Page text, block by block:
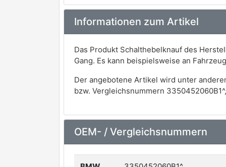
Informationen zum Artikel
Das Produkt Schalthebelknauf des
Gang. Es kann beispielsweise an
Der angebotene Artikel wird unter
bzw. Vergleichsnummern
OEM- / Vergleichsnummern